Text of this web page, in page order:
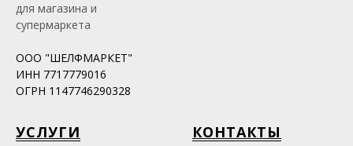
для магазина и
супермаркета
ООО "ШЕЛФМАРКЕТ"
ИНН 7717779016
ОГРН 1147746290328
УСЛУГИ КОНТАКТЫ